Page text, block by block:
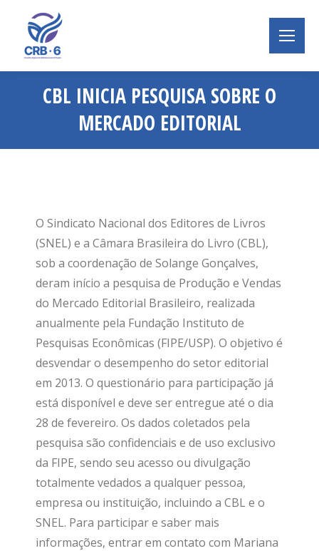
CBL INICIA PESQUISA SOBRE O
MERCADO EDITORIAL
Você está aqui:
O Sindicato Nacional dos Editores de Livros
(SNEL) e a Câmara Brasileira do Livro (CBL),
sob a coordenação de Solange Gonçalves,
deram início a pesquisa de Produção e Vendas
do Mercado Editorial Brasileiro, realizada
anualmente pela Fundação Instituto de
Pesquisas Econômicas (FIPE/USP). O objetivo é
desvendar o desempenho do setor editorial
em 2013. O questionário para participação já
está disponível e deve ser entregue até o dia
28 de fevereiro. Os dados coletados pela
pesquisa são confidenciais e de uso exclusivo
da FIPE, sendo seu acesso ou divulgação
totalmente vedados a qualquer pessoa,
empresa ou instituição, incluindo a CBL e o
SNEL. Para participar e saber mais
informações, entrar em contato com Mariana